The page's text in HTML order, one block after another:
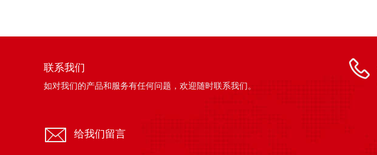
联系我们
如对我们的产品和服务有任何问题，欢迎随时联系我们。
给我们留言